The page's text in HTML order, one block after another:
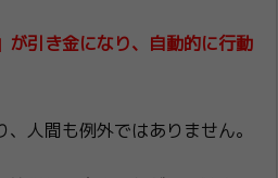
が引き金になり、自動的に行動
人間も例外ではありません。